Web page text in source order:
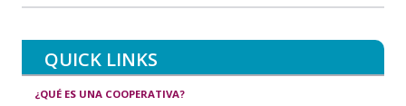
QUICK LINKS
¿QUÉ ES UNA COOPERATIVA?